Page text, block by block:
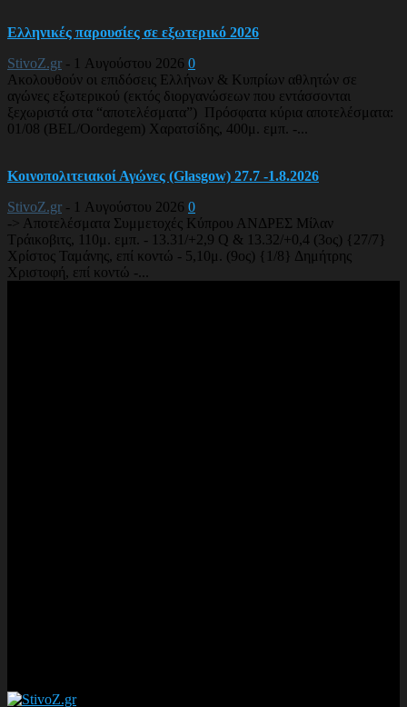
Ελληνικές παρουσίες σε εξωτερικό 2026
StivoZ.gr - 1 Αυγούστου 2026 0
Ακολουθούν οι επιδόσεις Ελλήνων & Κυπρίων αθλητών σε
αγώνες εξωτερικού (εκτός διοργανώσεων που εντάσσονται
ξεχωριστά στα “αποτελέσματα”) Πρόσφατα κύρια αποτελέσματα:
01/08 (BEL/Oordegem) Χαρατσίδης, 400μ. εμπ. -...
Κοινοπολιτειακοί Αγώνες (Glasgow) 27.7 -1.8.2026
StivoZ.gr - 1 Αυγούστου 2026 0
-> Αποτελέσματα Συμμετοχές Κύπρου ΑΝΔΡΕΣ Μίλαν
Τράικοβιτς, 110μ. εμπ. - 13.31/+2,9 Q & 13.32/+0,4 (3ος) {27/7}
Χρίστος Ταμάνης, επί κοντώ - 5,10μ. (9ος) {1/8} Δημήτρης
Χριστοφή, επί κοντώ -...